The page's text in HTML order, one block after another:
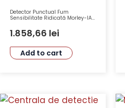
Detector Punctual Fum
Sensibilitate Ridicată Morley-IAS
1.858,66 lei
Add to cart